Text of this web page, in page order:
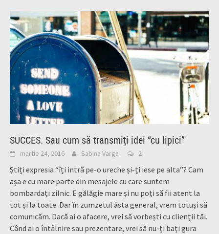
SUCCES. Sau cum să transmiți idei “cu lipici”
martie 24, 2016 Sabina Varga 2
Știți expresia “îți intră pe-o ureche și-ți iese pe alta”? Cam
așa e cu mare parte din mesajele cu care suntem
bombardați zilnic. E gălăgie mare și nu poți să fii atent la
tot și la toate. Dar în zumzetul ăsta general, vrem totuși să
comunicăm. Dacă ai o afacere, vrei să vorbești cu clienții tăi.
Când ai o întâlnire sau prezentare, vrei să nu-ți bați gura